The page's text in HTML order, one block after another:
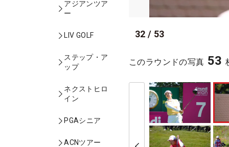
アジアンツア
ー
LIV GOLF
ステップ・ア
ップ
ネクストヒロ
イン
PGAシニア
ACNツアー
32 / 53
このラウンドの写真 53